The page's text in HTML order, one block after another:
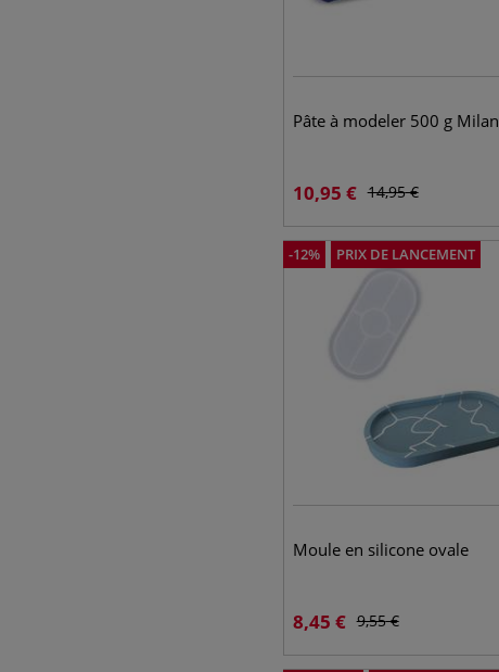
Pâte à modeler 500 g Milan
10,95 € 14,95€
-12% PRIX DE LANCEMENT
Moule en silicone ovale
8,45 € 9,55€